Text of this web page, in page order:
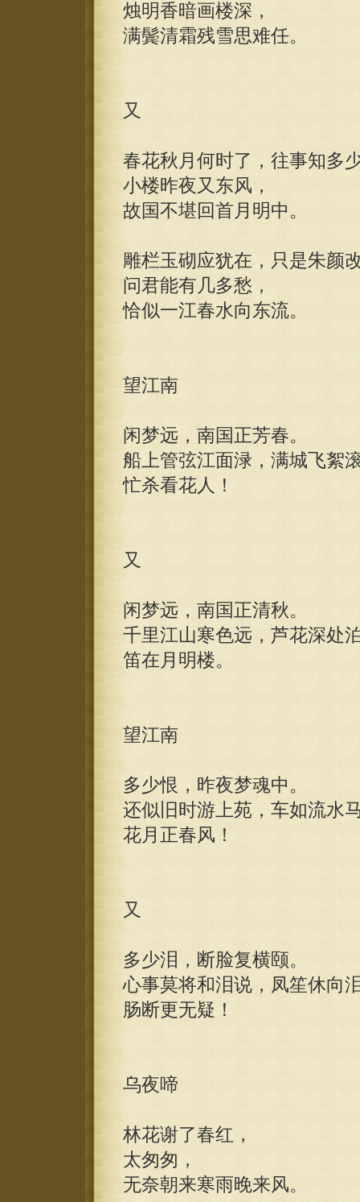
烛明香暗画楼深，
满鬓清霜残雪思难任。
又
春花秋月何时了，往事知多
小楼昨夜又东风，
故国不堪回首月明中。
雕栏玉砌应犹在，只是朱颜
问君能有几多愁，
恰似一江春水向东流。
望江南
闲梦远，南国正芳春。
船上管弦江面渌，满城飞絮
忙杀看花人！
又
闲梦远，南国正清秋。
千里江山寒色远，芦花深处
笛在月明楼。
望江南
多少恨，昨夜梦魂中。
还似旧时游上苑，车如流水
花月正春风！
又
多少泪，断脸复横颐。
心事莫将和泪说，凤笙休向
肠断更无疑！
乌夜啼
林花谢了春红，
太匆匆，
无奈朝来寒雨晚来风。